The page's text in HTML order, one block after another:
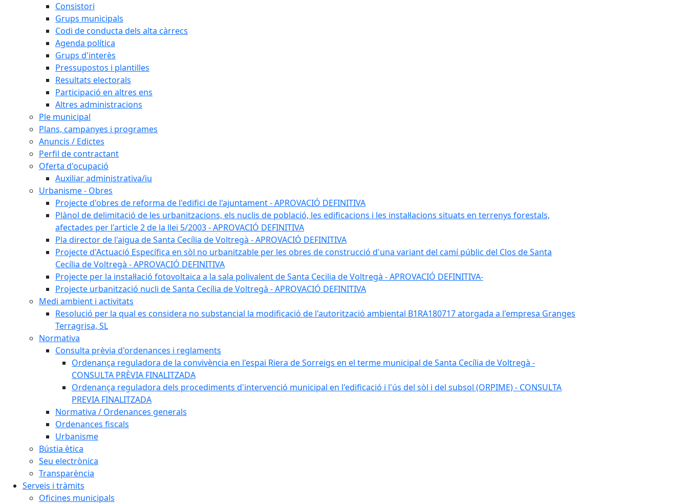
Consistori
Grups municipals
Codi de conducta dels alta càrrecs
Agenda política
Grups d'interès
Pressupostos i plantilles
Resultats electorals
Participació en altres ens
Altres administracions
Ple municipal
Plans, campanyes i programes
Anuncis / Edictes
Perfil de contractant
Oferta d'ocupació
Auxiliar administrativa/iu
Urbanisme - Obres
Projecte d'obres de reforma de l'edifici de l'ajuntament - APROVACIÓ DEFINITIVA
Plànol de delimitació de les urbanitzacions, els nuclis de població, les edificacions i les instal·lacions situats en terrenys forestals,
afectades per l'article 2 de la llei 5/2003 - APROVACIÓ DEFINITIVA
Pla director de l'aigua de Santa Cecília de Voltregà - APROVACIÓ DEFINITIVA
Projecte d'Actuació Específica en sòl no urbanitzable per les obres de construcció d'una variant del camí públic del Clos de Santa
Cecília de Voltregà - APROVACIÓ DEFINITIVA
Projecte per la instal·lació fotovoltaica a la sala polivalent de Santa Cecilia de Voltregà - APROVACIÓ DEFINITIVA-
Projecte urbanització nucli de Santa Cecília de Voltregà - APROVACIÓ DEFINITIVA
Medi ambient i activitats
Resolució per la qual es considera no substancial la modificació de l'autorització ambiental B1RA180717 atorgada a l'empresa Granges
Terragrisa, SL
Normativa
Consulta prèvia d'ordenances i reglaments
Ordenança reguladora de la convivència en l'espai Riera de Sorreigs en el terme municipal de Santa Cecília de Voltregà -
CONSULTA PRÈVIA FINALITZADA
Ordenança reguladora dels procediments d'intervenció municipal en l'edificació i l'ús del sòl i del subsol (ORPIME) - CONSULTA
PREVIA FINALITZADA
Normativa / Ordenances generals
Ordenances fiscals
Urbanisme
Bústia ètica
Seu electrònica
Transparència
Serveis i tràmits
Oficines municipals